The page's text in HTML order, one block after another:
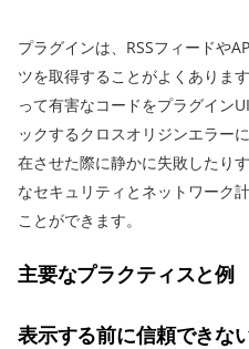
プラグインは、RSSフィードや
ツを取得することがよくありま
って有害なコードをプラグイン
ックするクロスオリジンエラー
在させた際に静かに失敗したり
なセキュリティとネットワーク
ことができます。
主要なプラクティスと例
表示する前に信頼できな